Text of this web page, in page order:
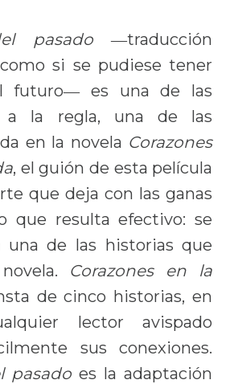
pasado―traducción
si se pudiese tener
futuro― es una de las
a la regla, una de las
en la novela Corazones
, el guión de esta película
que deja con las ganas
que resulta efectivo: se
una de las historias que
Corazones en la
de cinco historias, en
lector avispado
sus conexiones.
pasadoes la adaptación